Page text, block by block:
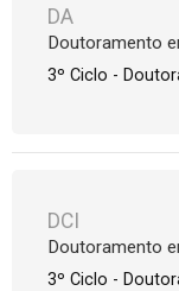
DA
Doutoramento
3º Ciclo -
DCI
Doutoramento
3º Ciclo -